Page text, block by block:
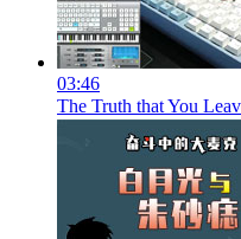
03:46
The Truth that You